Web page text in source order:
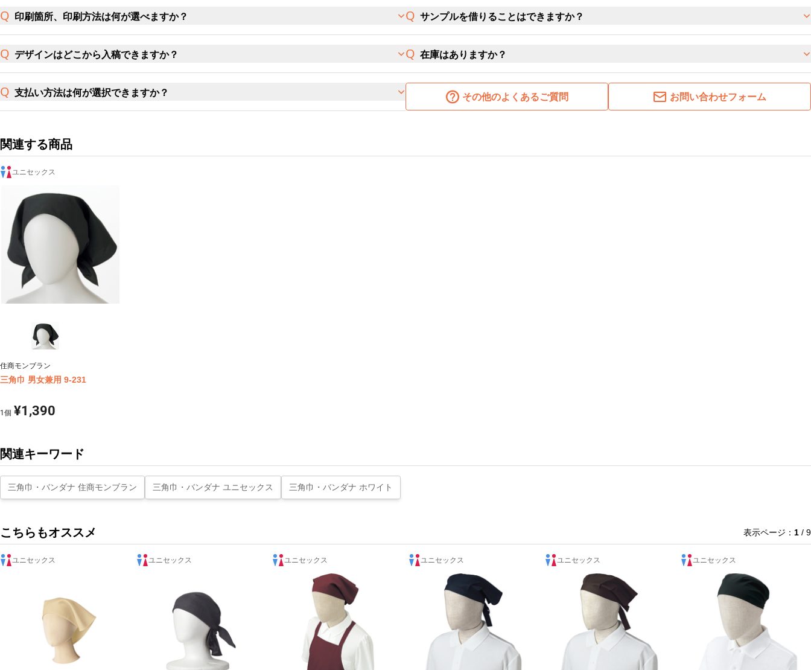
印刷箇所、印刷方法は何が選べますか？
デザインはどこから入稿できますか？
支払い方法は何が選択できますか？
サンプルを借りることはできますか？
在庫はありますか？
その他のよくあるご質問 お問い合わせフォーム
関連する商品
ユニセックス
住商モンブラン
三角巾 男女兼用 9-231
1 個 ¥1,390
関連キーワード
三角巾・バンダナ 住商モンブラン 三角巾・バンダナ ユニセックス 三角巾・バンダナ ホワイト
こちらもオススメ 表示ページ： 1 / 9
ユニセックス ユニセックス ユニセックス ユニセックス ユニセックス ユニセックス